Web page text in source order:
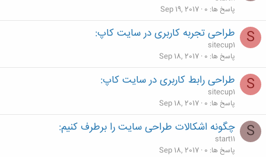
پاسخ ها 0
Sep 19, 2017
S طراحی تجربه کاربری در سایت کاپ:
sitecup1
پاسخ ها 0
Sep 18, 2017
S طراحی رابط کاربری در سایت کاپ:
sitecup1
پاسخ ها 0
Sep 18, 2017
S چگونه اشکالات طراحی سایت را برطرف کنیم:
start11
پاسخ ها 0
Sep 18, 2017